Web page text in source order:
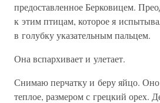
предоставленное Берковицем.
к этим птицам, которое я
в голубку указательным пальцем.
Она вспархивает и улетает.
Снимаю перчатку и беру яйцо. Оно
теплое, размером с грецкий орех.